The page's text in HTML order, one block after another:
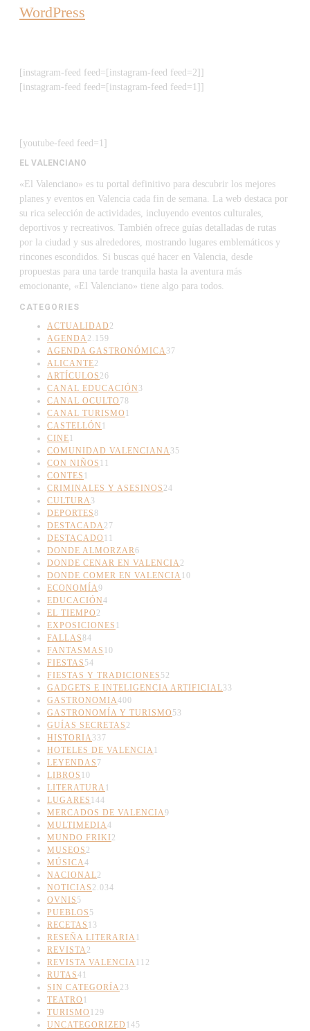
WordPress
[instagram-feed feed=[instagram-feed feed=2]]
[instagram-feed feed=[instagram-feed feed=1]]
[youtube-feed feed=1]
EL VALENCIANO
«El Valenciano» es tu portal definitivo para descubrir los mejores
planes y eventos en Valencia cada fin de semana. La web destaca por
su rica selección de actividades, incluyendo eventos culturales,
deportivos y recreativos. También ofrece guías detalladas de rutas
por la ciudad y sus alrededores, mostrando lugares emblemáticos y
rincones escondidos. Si buscas qué hacer en Valencia, desde
propuestas para una tarde tranquila hasta la aventura más
emocionante, «El Valenciano» tiene algo para todos.
CATEGORIES
ACTUALIDAD 2
AGENDA 2.159
AGENDA GASTRONÓMICA 37
ALICANTE2
ARTÍCULOS 26
CANAL EDUCACIÓN 3
CANAL OCULTO 78
CANAL TURISMO 1
CASTELLÓN 1
CINE1
COMUNIDAD VALENCIANA 35
CON NIÑOS 11
CONTES 1
CRIMINALES Y ASESINOS 24
CULTURA 3
DEPORTES8
DESTACADA 27
DESTACADO 11
DONDE ALMORZAR6
DONDE CENAR EN VALENCIA 2
DONDE COMER EN VALENCIA 10
ECONOMÍA9
EDUCACIÓN4
EL TIEMPO 2
EXPOSICIONES 1
FALLAS84
FANTASMAS 10
FIESTAS 54
FIESTAS Y TRADICIONES 52
GADGETS E INTELIGENCIA ARTIFICIAL33
GASTRONOMIA400
GASTRONOMÍA Y TURISMO 53
GUÍAS SECRETAS 2
HISTORIA 337
HOTELES DE VALENCIA 1
LEYENDAS 7
LIBROS 10
LITERATURA 1
LUGARES 144
MERCADOS DE VALENCIA9
MULTIMEDIA4
MUNDO FRIKI2
MUSEOS 2
MÚSICA4
NACIONAL2
NOTICIAS 2.034
OVNIS 5
PUEBLOS 5
RECETAS 13
RESEÑA LITERARIA 1
REVISTA 2
REVISTA VALENCIA 112
RUTAS41
SIN CATEGORÍA 23
TEATRO 1
TURISMO 129
UNCATEGORIZED 145